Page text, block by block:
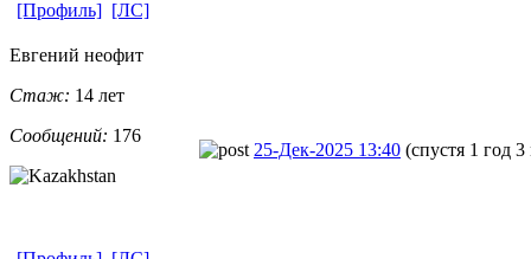
[Профиль] [ЛС]
Евгений неофит
Стаж: 14 лет
Сообщений: 176
25-Дек-2025 13:40 (спустя 1 год 3